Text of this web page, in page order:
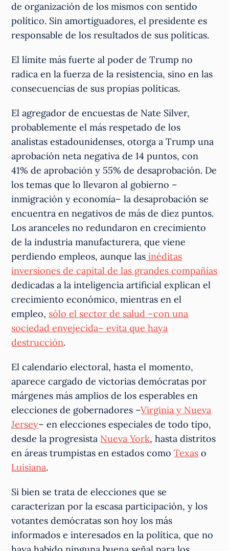
de organización de los mismos con sentido
político. Sin amortiguadores, el presidente es
responsable de los resultados de sus políticas.
El límite más fuerte al poder de Trump no
radica en la fuerza de la resistencia, sino en las
consecuencias de sus propias políticas.
El agregador de encuestas de Nate Silver,
probablemente el más respetado de los
analistas estadounidenses, otorga a Trump una
aprobación neta negativa de 14 puntos, con
41% de aprobación y 55% de desaprobación. De
los temas que lo llevaron al gobierno –
inmigración y economía– la desaprobación se
encuentra en negativos de más de diez puntos.
Los aranceles no redundaron en crecimiento
de la industria manufacturera, que viene
perdiendo empleos, aunque las inéditas
inversiones de capital de las grandes compañías
dedicadas a la inteligencia artificial explican el
crecimiento económico, mientras en el
empleo, sólo el sector de salud –con una
sociedad envejecida– evita que haya
destrucción.
El calendario electoral, hasta el momento,
aparece cargado de victorias demócratas por
márgenes más amplios de los esperables en
elecciones de gobernadores –Virginia y Nueva
Jersey– en elecciones especiales de todo tipo,
desde la progresista Nueva York, hasta distritos
en áreas trumpistas en estados comoTexas o
Luisiana.
Si bien se trata de elecciones que se
caracterizan por la escasa participación, y los
votantes demócratas son hoy los más
informados e interesados en la política, que no